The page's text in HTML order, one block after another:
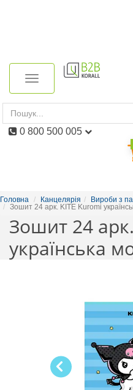
navigation
Toggle
0 800 500 005
Головна Канцелярія
Вироби з
Зошит 24 арк. KITE Kuromi
Зошит 24
українська